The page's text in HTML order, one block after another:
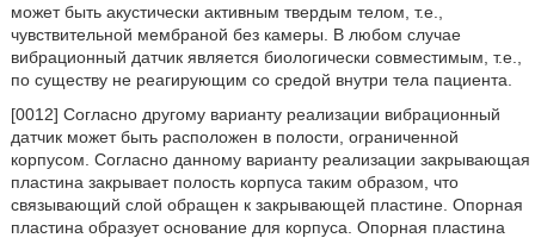
может быть акустически активным твердым телом, т.е.,
чувствительной мембраной без камеры. В любом случае
вибрационный датчик является биологически совместимым, т.е.,
по существу не реагирующим со средой внутри тела пациента.
[0012] Согласно другому варианту реализации вибрационный
датчик может быть расположен в полости, ограниченной
корпусом. Согласно данному варианту реализации закрывающая
пластина закрывает полость корпуса таким образом, что
связывающий слой обращен к закрывающей пластине. Опорная
пластина образует основание для корпуса. Опорная пластина